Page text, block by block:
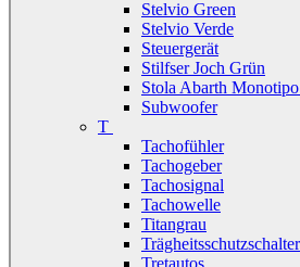
Stelvio Green
Stelvio Verde
Steuergerät
Stilfser Joch Grün
Stola Abarth
Subwoofer
T
Tachofühler
Tachogeber
Tachosignal
Tachowelle
Titangrau
Trägheitsschutzschalter
Tretautos